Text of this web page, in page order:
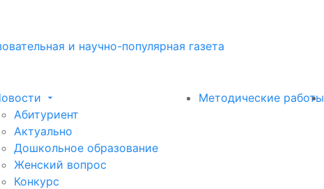
и научно-популярная газета
Абитуриент
Актуально
Дошкольное образование
Женский вопрос
Конкурс
Методические работы